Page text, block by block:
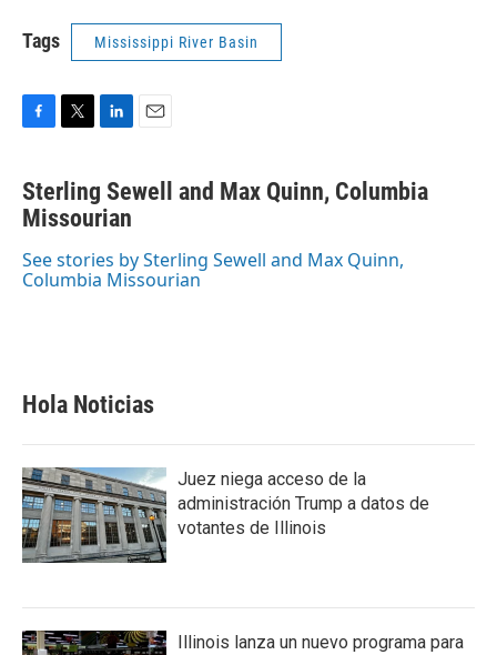
Tags Mississippi River Basin
c
e
b
o
k
t
t
r
k
e
I
n
i
Sterling Sewell and Max Quinn, Columbia
Missourian
See stories by Sterling Sewell and Max Quinn,
Columbia Missourian
Hola Noticias
Juez niega acceso de la
administración Trump a datos de
votantes de Illinois
Illinois lanza un nuevo programa para